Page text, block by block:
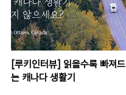
[루키인터뷰] 읽을수록 빠져드
는 캐나다 생활기